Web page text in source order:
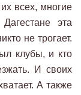
всех, многие
эта
не трогает.
клубы, и кто
И своих
А также